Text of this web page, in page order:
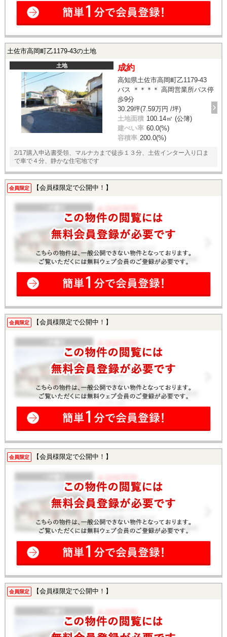
土佐市高岡町乙1179-43の土地
土地 成約
高知県土佐市高岡町乙1179-43
バス ＊＊＊＊ 高岡営業所バス停
歩9分
30.29坪(7.59万円 /坪)
土地面積 100.14㎡ (公簿)
建ぺい率 60.0(%)
容積率 200.0(%)
2/17購入申込書受領、マルナカまで徒歩１３分、土佐インター入り口ま
で車で４分、静かな住宅地です
会員限定 【会員様限定で公開中！】
会員限定 【会員様限定で公開中！】
会員限定 【会員様限定で公開中！】
会員限定 【会員様限定で公開中！】